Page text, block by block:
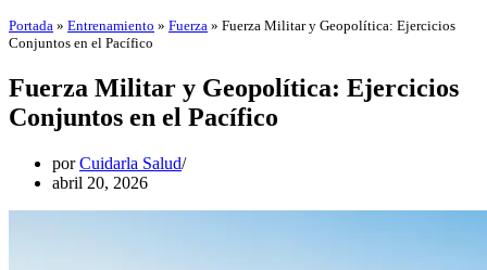
Portada » Entrenamiento » Fuerza » Fuerza Militar y Geopolítica: Ejercicios
Conjuntos en el Pacífico
Fuerza Militar y Geopolítica: Ejercicios
Conjuntos en el Pacífico
porCuidarla Salud
abril 20, 2026